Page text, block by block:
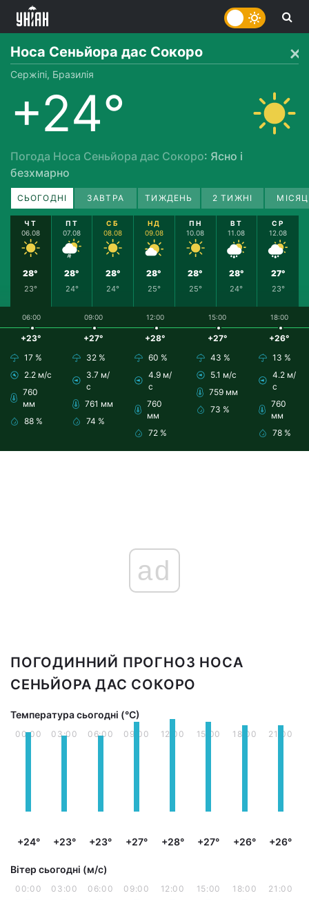
Носа Сеньйора дас Сокоро
Сержіпі, Бразилія
+24°
Погода Носа Сеньйора дас Сокоро: Ясно і
безхмарно
СЬОГОДНІ ЗАВТРА ТИЖДЕНЬ 2 ТИЖНІ
ЧТ
06.08
28°
23°
ПТ
07.08
28°
24°
СБ
08.08
28°
24°
НД
09.08
28°
25°
ПН
10.08
28°
25°
ВТ
11.08
28°
24°
СР
12.08
27°
23°
06:00
+23°
17 %
2.2 м/с
760
мм
88 %
09:00
+27°
32 %
3.7 м/
с
761 мм
74 %
12:00
+28°
60 %
4.9 м/
с
760
мм
72 %
15:00
+27°
43 %
5.1 м/с
759 мм
73 %
18:00
+26°
13 %
4.2 м/
с
760
мм
78 %
ad
ПОГОДИННИЙ ПРОГНОЗ НОСА
СЕНЬЙОРА ДАС СОКОРО
Температура сьогодні (°С)
00:00
+24°
03:00
+23°
06:00
+23°
09:00
+27°
12:00
+28°
15:00
+27°
18:00
+26°
21:00
+26°
Вітер сьогодні (м/с)
00:00 03:00 06:00 09:00 12:00 15:00 18:00 21:00